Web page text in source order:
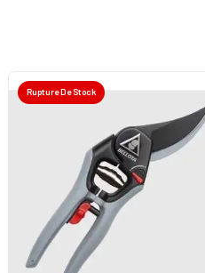
Rupture De Stock